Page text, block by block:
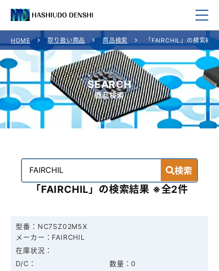
HOME
取り扱い商品
取り扱いメーカー一覧
ご利用案内
お問い合わせ
HOME 取り扱い商品 商品検索 「FAIRCHIL」の検索結果
SEARCH
商品検索
検索
「FAIRCHIL」の検索結果 ※全2件
NC7SZ02M5X
FAIRCHIL
0